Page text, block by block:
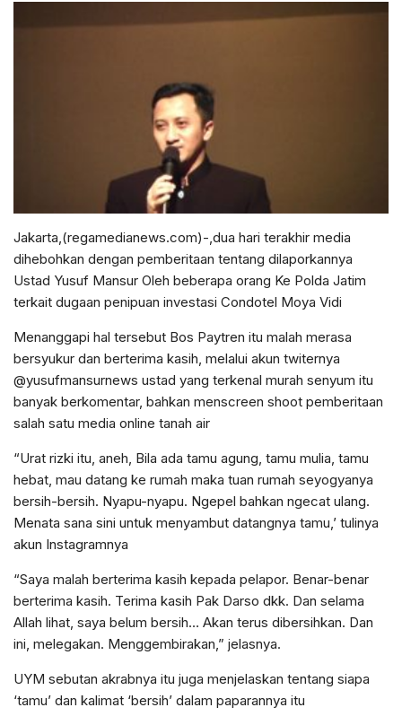
Jakarta,(regamedianews.com)-,dua hari terakhir media
dihebohkan dengan pemberitaan tentang dilaporkannya
Ustad Yusuf Mansur Oleh beberapa orang Ke Polda Jatim
terkait dugaan penipuan investasi Condotel Moya Vidi
Menanggapi hal tersebut Bos Paytren itu malah merasa
bersyukur dan berterima kasih, melalui akun twiternya
@yusufmansurnews ustad yang terkenal murah senyum itu
banyak berkomentar, bahkan menscreen shoot pemberitaan
salah satu media online tanah air
“Urat rizki itu, aneh, Bila ada tamu agung, tamu mulia, tamu
hebat, mau datang ke rumah maka tuan rumah seyogyanya
bersih-bersih. Nyapu-nyapu. Ngepel bahkan ngecat ulang.
Menata sana sini untuk menyambut datangnya tamu,’ tulinya
akun Instagramnya
“Saya malah berterima kasih kepada pelapor. Benar-benar
berterima kasih. Terima kasih Pak Darso dkk. Dan selama
Allah lihat, saya belum bersih… Akan terus dibersihkan. Dan
ini, melegakan. Menggembirakan,” jelasnya.
UYM sebutan akrabnya itu juga menjelaskan tentang siapa
‘tamu’ dan kalimat ‘bersih’ dalam paparannya itu